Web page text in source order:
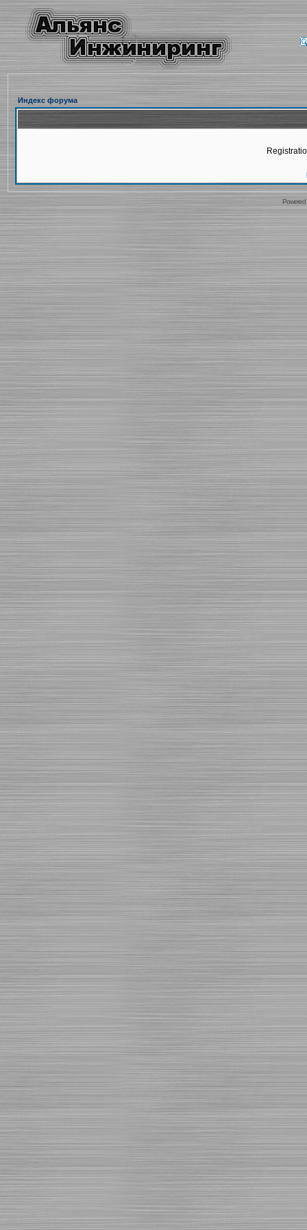
Индекс форума